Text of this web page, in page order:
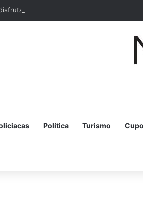
la Festa della Pizza en Malecón
Política Turismo